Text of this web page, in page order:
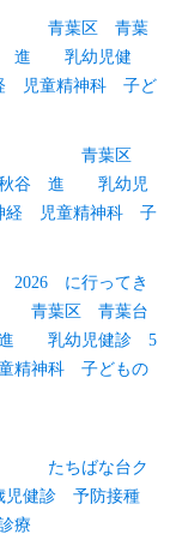
葉
進 乳幼児健
児童精神科 子ど
葉区
秋谷 進 乳幼児
経 児童精神科 子
2026 に行ってき
葉台
乳幼児健診 5
精神科 子どもの
ばな台ク
健診 予防接種
療